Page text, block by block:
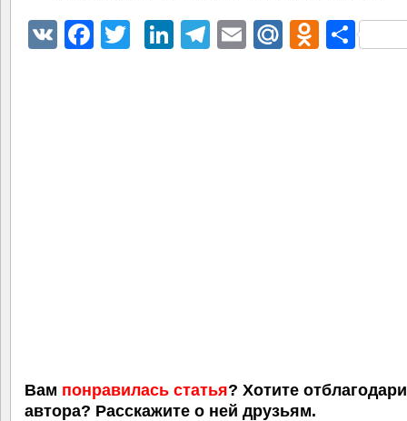
VK Facebook
TwitterLinkedIn
Telegram
EmailMail.Ru
Вам понравилась статья? Хотите
автора? Расскажите о ней друзьям.